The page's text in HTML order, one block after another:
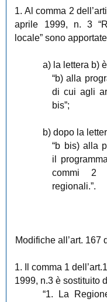
1. Al comma 2
aprile 1999, n. 3
locale” sono
a) la lettera b)
“b) alla
di cui agli
bis”;
b) dopo la
“b bis) alla
il
commi 2
regionali.”.
Modifiche all’art.
1. Il comma 1
1999, n.3 è sostituito
“1. La